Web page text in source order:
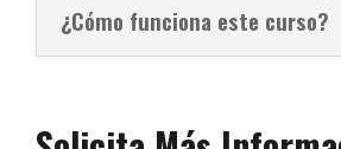
¿Cómo funciona este curso?